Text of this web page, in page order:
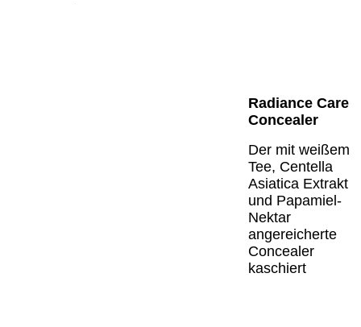
Radiance Care
Concealer
Der mit weißem
Tee, Centella
Asiatica Extrakt
und Papamiel-
Nektar
angereicherte
Concealer
kaschiert